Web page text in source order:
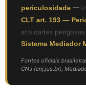
periculosidade —
CLT art. 193 —
atividades
Sistema Mediador
Fontes oficiais
CNJ (cnj.jus.br),